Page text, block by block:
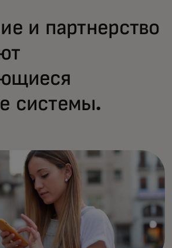
и партнерство
системы.